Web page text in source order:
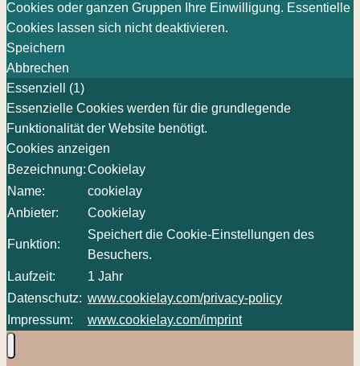
Cookies oder ganzen Gruppen Ihre Einwilligung. Essentielle
Cookies lassen sich nicht deaktivieren.
Speichern
Abbrechen
Essenziell (1)
Essenzielle Cookies werden für die grundlegende
Funktionalität der Website benötigt.
Cookies anzeigen
Bezeichnung:Cookielay
Name:
cookielay
Anbieter:
Cookielay
Funktion:
Speichert die Cookie-Einstellungen des
Besuchers.
Laufzeit:
1 Jahr
Datenschutz: www.cookielay.com/privacy-policy
Impressum:
www.cookielay.com/imprint